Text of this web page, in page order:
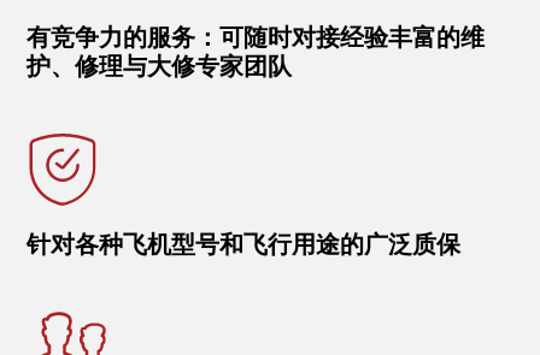
有竞争力的服务：可随时对接经验丰富的维
护、修理与大修专家团队
针对各种飞机型号和飞行用途的广泛质保